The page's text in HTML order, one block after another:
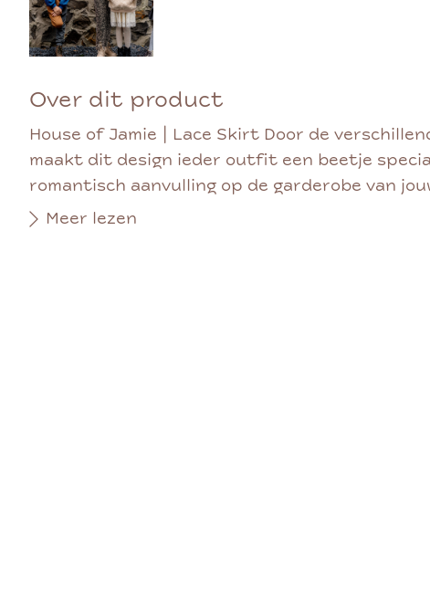
Over dit product
House of Jamie | Lace Skirt Door de
maakt dit design ieder outfit een beetje
romantisch aanvulling op de garderobe van
Meer lezen